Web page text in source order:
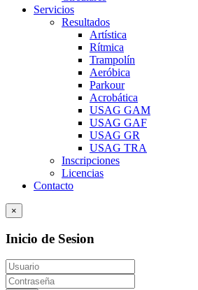
Servicios
Resultados
Artística
Rítmica
Trampolín
Aeróbica
Parkour
Acrobática
USAG GAM
USAG GAF
USAG GR
USAG TRA
Inscripciones
Licencias
Contacto
×
Inicio de Sesion